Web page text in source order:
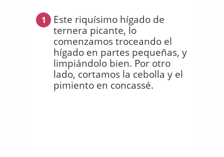
1
Este riquísimo hígado de
ternera picante, lo
comenzamos troceando el
hígado en partes pequeñas, y
limpiándolo bien. Por otro
lado, cortamos la cebolla y el
pimiento en concassé.